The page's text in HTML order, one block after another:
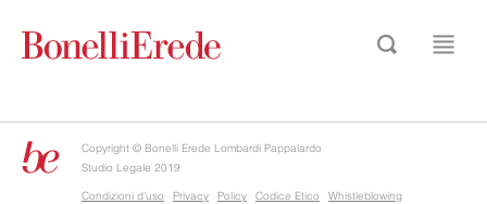
Copyright © Bonelli Erede Lombardi Pappalardo
Studio Legale 2019
Condizioni d'uso
Privacy Policy Codice Etico Whistleblowing